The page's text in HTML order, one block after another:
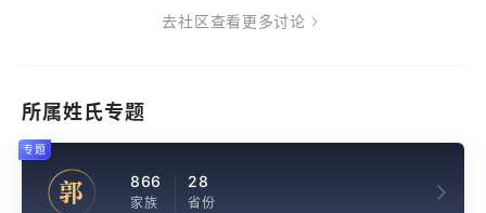
去社区查看更多讨论
所属姓氏专题
郭 866
家族
28
省份
专题